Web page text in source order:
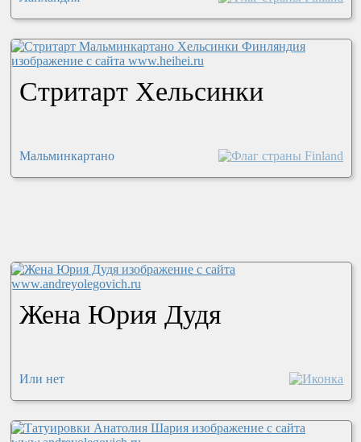
Стритарт Хельсинки
Мальминкартано
Жена Юрия Дудя
Или нет